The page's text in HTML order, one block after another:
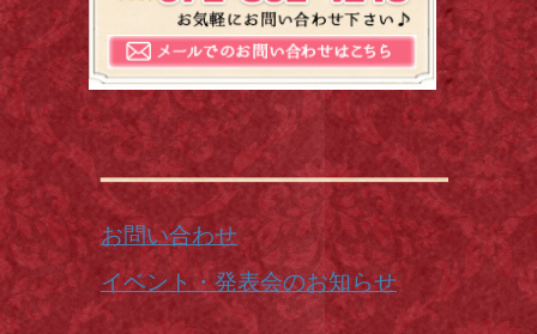
お問い合わせ
イベント・発表会のお知らせ